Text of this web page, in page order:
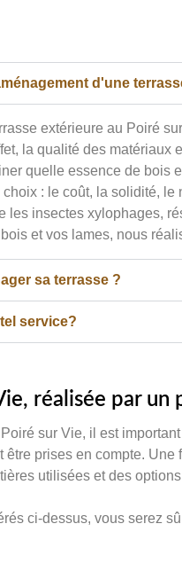
d'une
extérieure au Poiré
la qualité des matériaux
quelle essence de
: le coût, la solidité,
les insectes xylophages,
et vos lames, nous
sa terrasse ?
service?
réalisée par un
sur Vie, il est
prises en compte.
utilisées et des
ci-dessus, vous serez